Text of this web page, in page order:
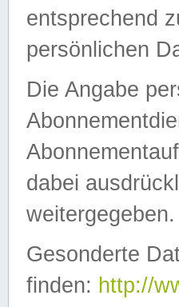
entsprechend
persönlichen
Die Angabe
dabei
weitergegeben.
Gesonderte
finden: http://